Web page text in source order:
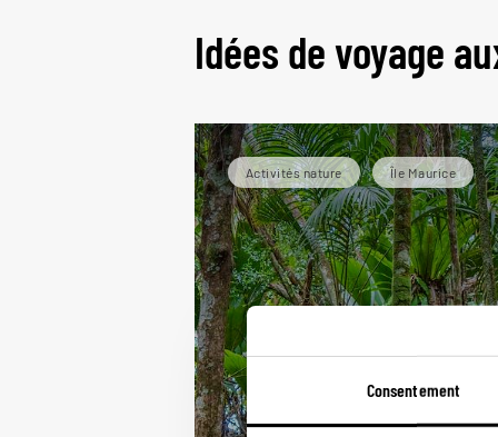
Consentement
Idées de voyage
Activités nature Île Maurice